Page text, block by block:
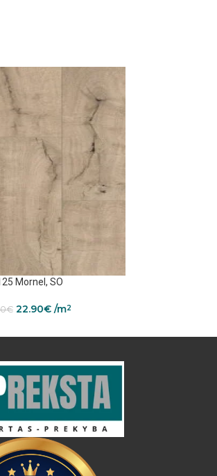
Mornel, SO
€ 22.90€/m2